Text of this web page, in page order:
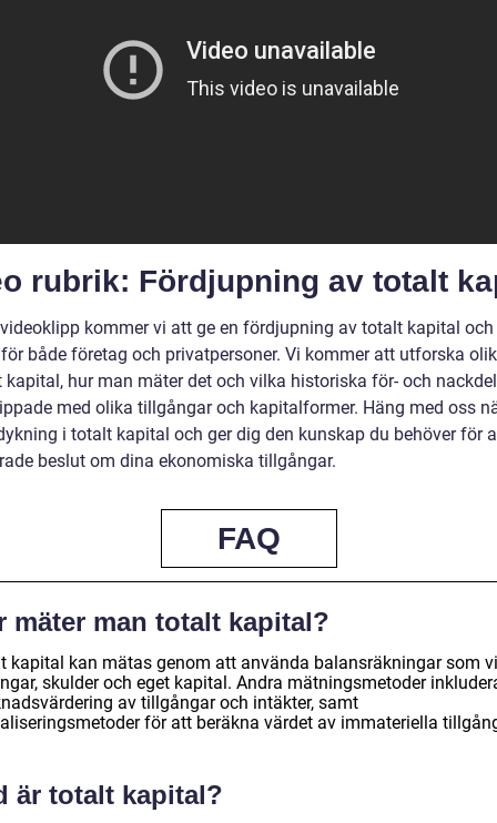
rubrik: Fördjupning av totalt
kommer vi att ge en fördjupning av totalt kapital
både företag och privatpersoner. Vi kommer att utforska
kapital, hur man mäter det och vilka historiska för- och
med olika tillgångar och kapitalformer. Häng med oss
i totalt kapital och ger dig den kunskap du behöver för
beslut om dina ekonomiska tillgångar.
FAQ
mäter man totalt kapital?
kapital kan mätas genom att använda balansräkningar som
skulder och eget kapital. Andra mätningsmetoder
av tillgångar och intäkter, samt
för att beräkna värdet av immateriella
är totalt kapital?